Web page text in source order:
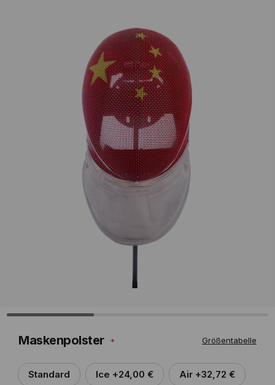
Größentabelle
Maskenpolster
Standard Ice +24,00 € Air +32,72 €